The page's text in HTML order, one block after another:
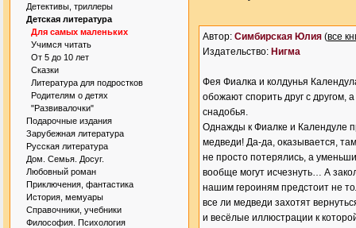
Детективы, триллеры
Детская литература
Для самых маленьких
Учимся читать
От 5 до 10 лет
Сказки
Литература для подростков
Родителям о детях
"Развивалочки"
Подарочные издания
Зарубежная литература
Русская литература
Дом. Семья. Досуг.
Любовный роман
Приключения, фантастика
История, мемуары
Справочники, учебники
Философия. Психология
Автор: Симбирская Юлия (все
Издательство: Нигма
Фея Фиалка и колдунья
обожают спорить друг с другом,
снадобья.
Однажды к Фиалке и Календуле
медведи! Да-да, оказывается,
не просто потерялись, а
вообще могут исчезнуть… А
нашим героиням предстоит не
все ли медведи захотят
и весёлые иллюстрации к